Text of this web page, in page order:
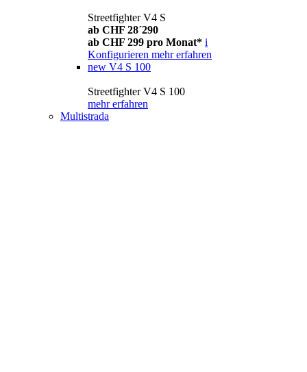
Streetfighter V4 S
ab CHF 28´290
ab CHF 299 pro Monat* i
Konfigurieren mehr erfahren
new V4 S 100
Streetfighter V4 S 100
mehr erfahren
Multistrada